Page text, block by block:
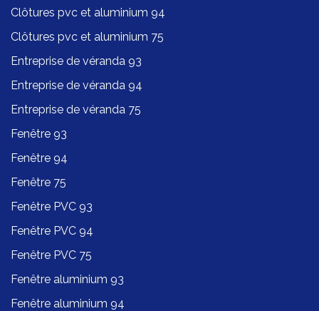
Clôtures pvc et aluminium 94
Clôtures pvc et aluminium 75
Entreprise de véranda 93
Entreprise de véranda 94
Entreprise de véranda 75
Fenêtre 93
Fenêtre 94
Fenêtre 75
Fenêtre PVC 93
Fenêtre PVC 94
Fenêtre PVC 75
Fenêtre aluminium 93
Fenêtre aluminium 94